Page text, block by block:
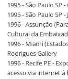
1995 - São Paulo SP
1995 - São Paulo SP
1996 - Assunção
Cultural da
1996 - Miami
Rodrigues Gallery
1996 - Recife PE -
acesso via internet